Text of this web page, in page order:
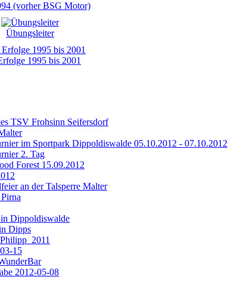
(vorher BSG Motor)
Übungsleiter
1995 bis 2001
TSV Frohsinn Seifersdorf
im Sportpark Dippoldiswalde 05.10.2012 - 07.10.2012
2. Tag
Forest 15.09.2012
an der Talsperre Malter
Dippoldiswalde
Dipps
15
2012-05-08